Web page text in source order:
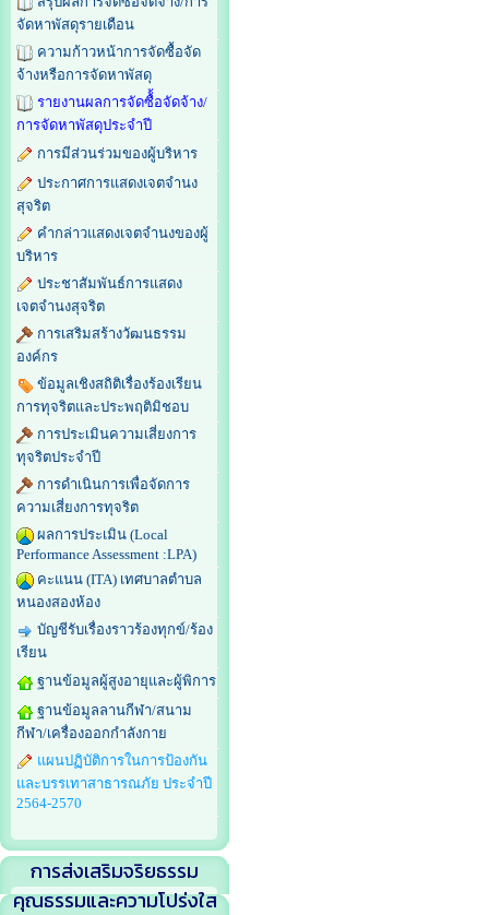
จัดหาพัสดุรายเดือน
ความก้าวหน้าการจัดซื้อจัด
จ้างหรือการจัดหาพัสดุ
รายงานผลการจัดซื้้อจัดจ้าง/
การจัดหาพัสดุประจำปี
การมีส่วนร่วมของผู้บริหาร
ประกาศการแสดงเจตจำนง
สุจริต
คำกล่าวแสดงเจตจำนงของผู้
บริหาร
ประชาสัมพันธ์การแสดง
เจตจำนงสุจริต
การเสริมสร้างวัฒนธรรม
องค์กร
ข้อมูลเชิงสถิติเรื่องร้องเรียน
การทุจริตและประพฤติมิชอบ
การประเมินความเสี่ยงการ
ทุจริตประจำปี
การดำเนินการเพื่อจัดการ
ความเสี่ยงการทุจริต
ผลการประเมิน (Local
Performance Assessment :LPA)
คะแนน (ITA) เทศบาลตำบล
หนองสองห้อง
บัญชีรับเรื่องราวร้องทุกข์/ร้อง
เรียน
ฐานข้อมูลผู้สูงอายุและผู้พิการ
ฐานข้อมูลลานกีฬา/สนาม
กีฬา/เครื่องออกกำลังกาย
แผนปฏิบัติการในการป้องกัน
และบรรเทาสาธารณภัย ประจำปี
2564-2570
การส่งเสริมจริยธรรม
คุณธรรมและความโปร่งใส